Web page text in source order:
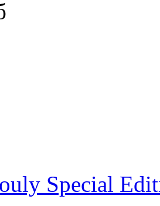
Special